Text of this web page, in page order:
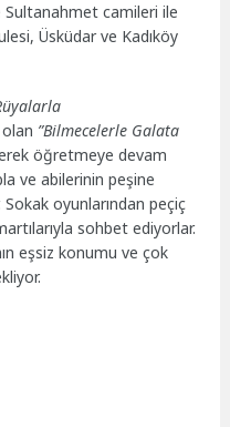
Sultanahmet camileri ile
Üsküdar ve Kadıköy
olan ”Bilmecelerle Galata
öğretmeye devam
ve abilerinin peşine
oyunlarından peçiç
sohbet ediyorlar.
eşsiz konumu ve çok